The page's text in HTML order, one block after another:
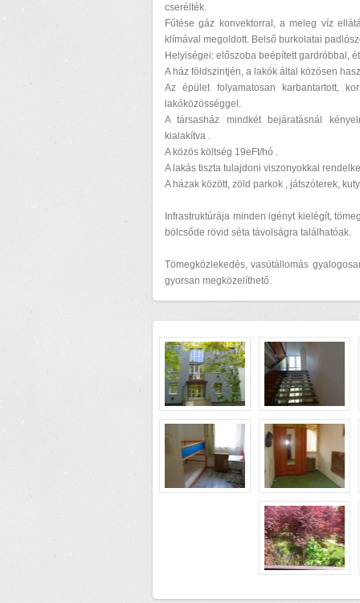
cserélték.
Fűtése gáz konvektorral, a meleg víz
klímával megoldott. Belső burkolatai
Helyiségei: előszoba beépített gardróbbal,
A ház földszintjén, a lakók által közösen
Az épület folyamatosan karbantartott,
lakóközösséggel.
A társasház mindkét bejáratásnál
kialakítva .
A közös költség 19eFt/hó .
A lakás tiszta tulajdoni viszonyokkal
A házak között, zöld parkok , játszóterek,
Infrastruktúrája minden igényt kielégít,
bölcsőde rövid séta távolságra találhatóak.
Tömegközlekedés, vasútállomás
gyorsan megközelíthető.